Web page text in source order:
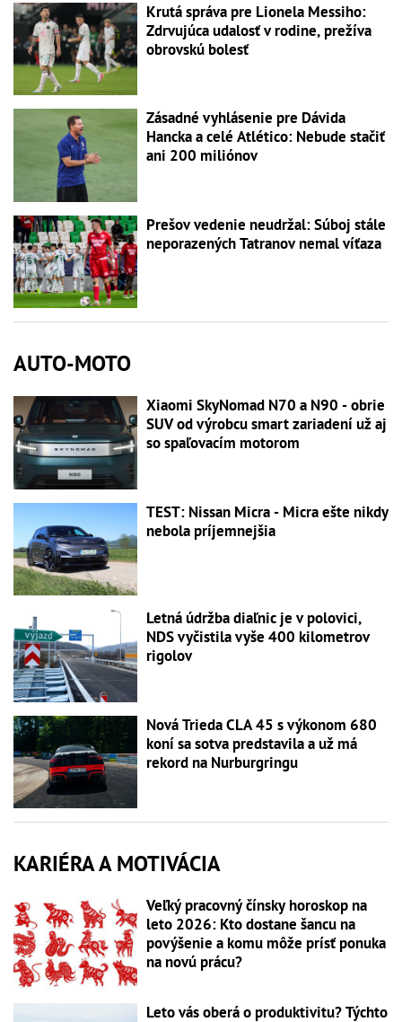
Krutá správa pre Lionela Messiho:
Zdrvujúca udalosť v rodine, prežíva
obrovskú bolesť
Zásadné vyhlásenie pre Dávida
Hancka a celé Atlético: Nebude stačiť
ani 200 miliónov
Prešov vedenie neudržal: Súboj stále
neporazených Tatranov nemal víťaza
AUTO-MOTO
Xiaomi SkyNomad N70 a N90 - obrie
SUV od výrobcu smart zariadení už aj
so spaľovacím motorom
TEST: Nissan Micra - Micra ešte nikdy
nebola príjemnejšia
Letná údržba diaľnic je v polovici,
NDS vyčistila vyše 400 kilometrov
rigolov
Nová Trieda CLA 45 s výkonom 680
koní sa sotva predstavila a už má
rekord na Nurburgringu
KARIÉRA A MOTIVÁCIA
Veľký pracovný čínsky horoskop na
leto 2026: Kto dostane šancu na
povýšenie a komu môže prísť ponuka
na novú prácu?
Leto vás oberá o produktivitu? Týchto